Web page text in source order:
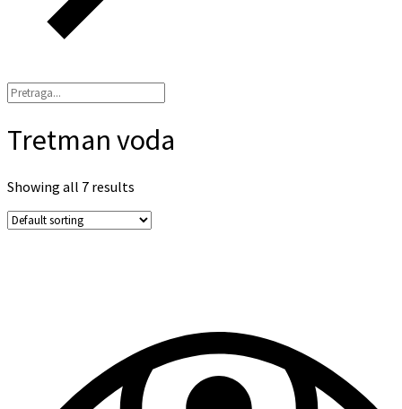
Tretman voda
Showing all 7 results